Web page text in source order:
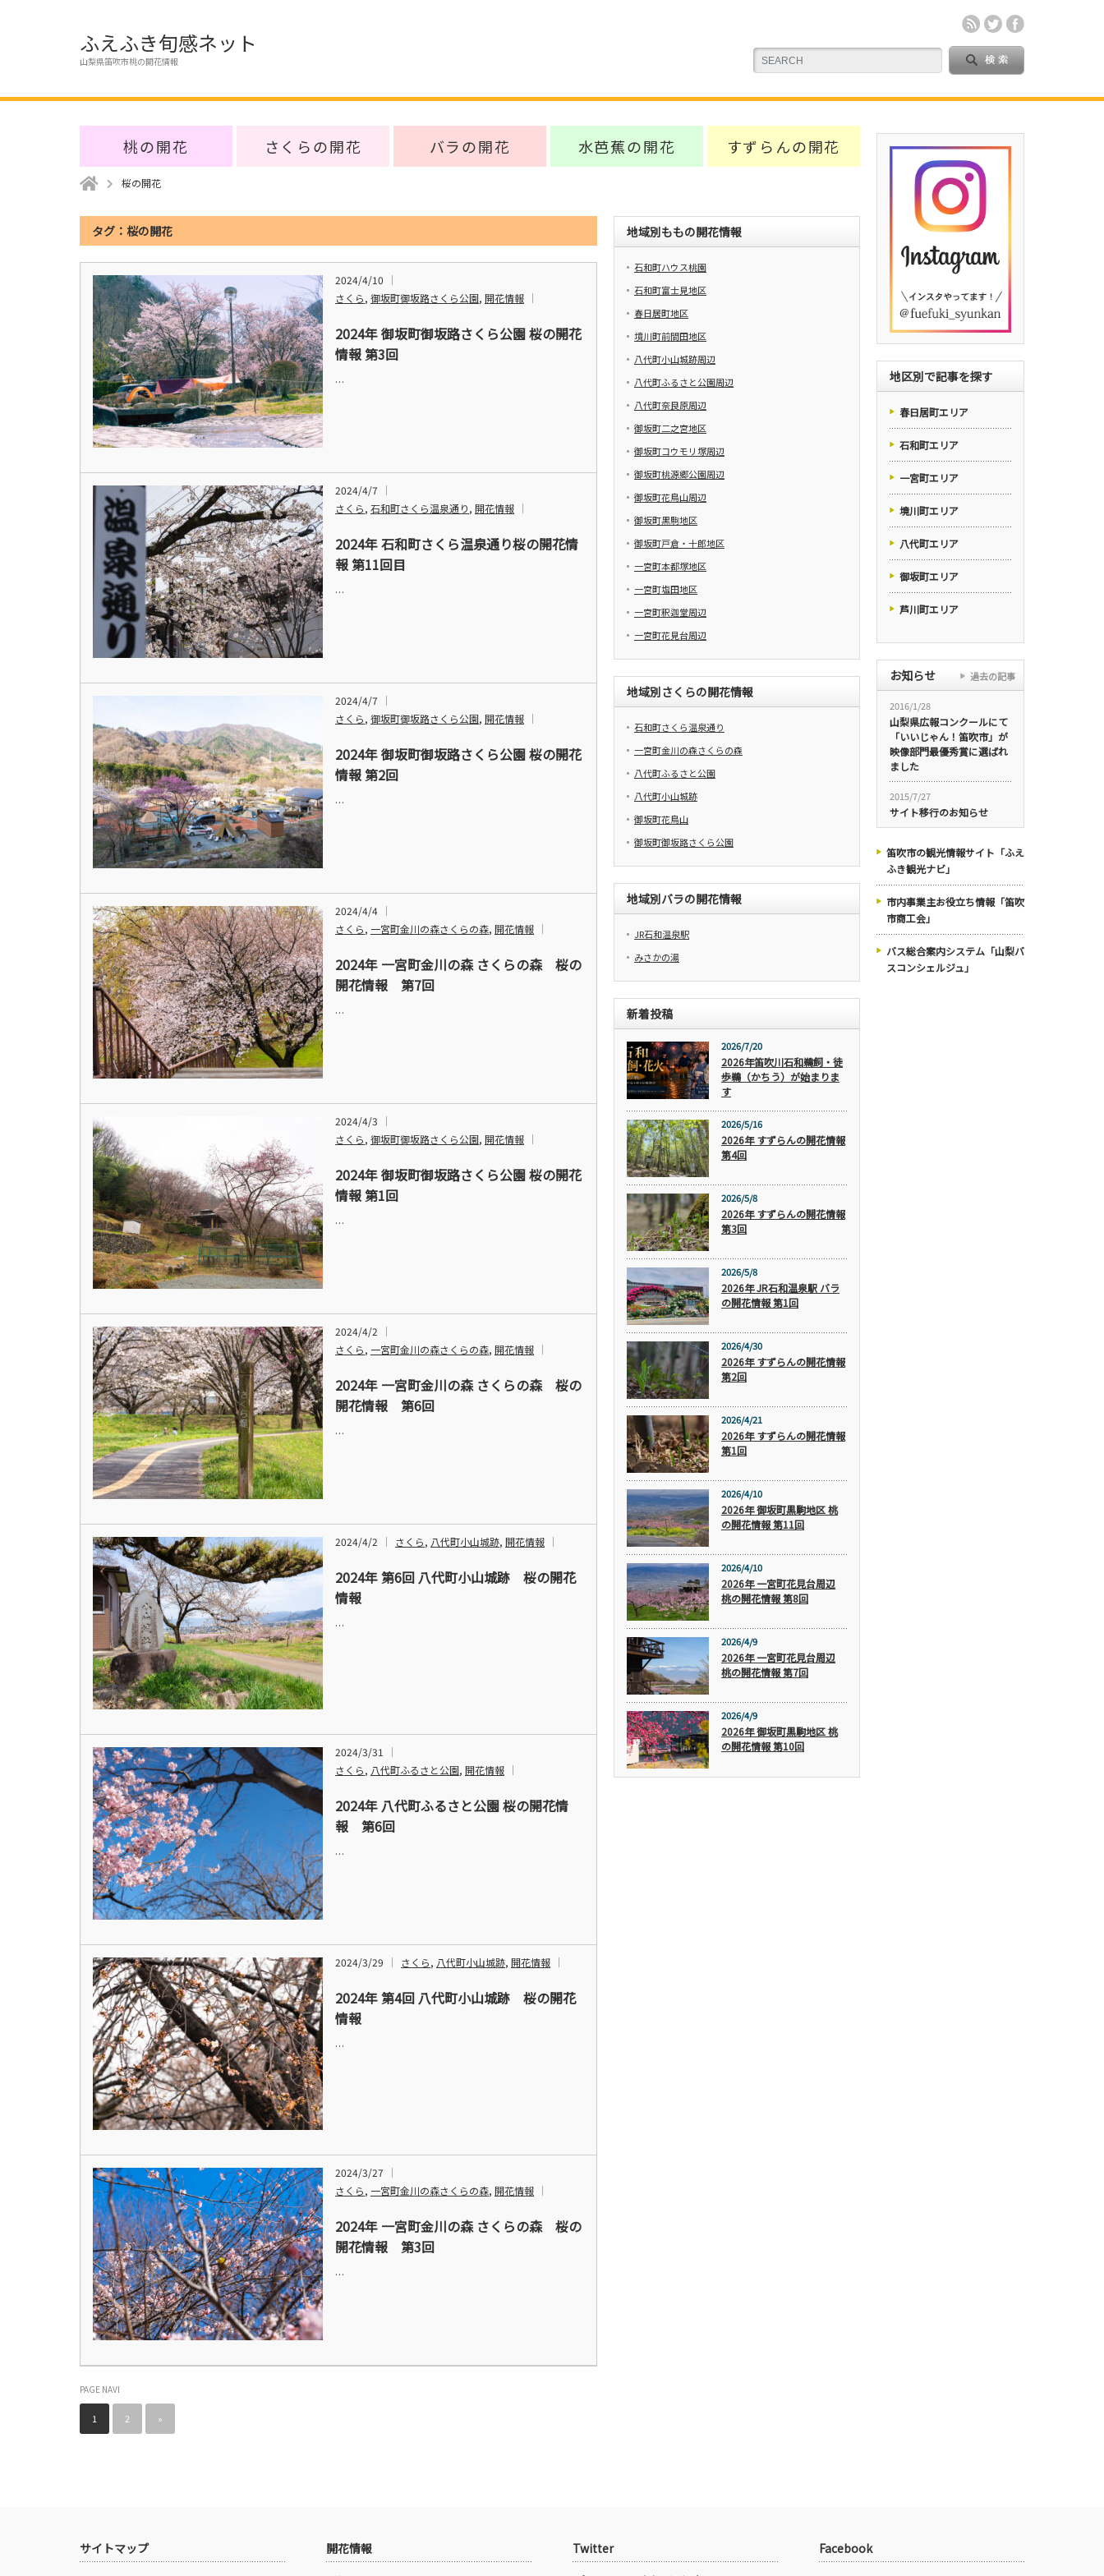
ふえふき旬感ネット
山梨県笛吹市桃の開花情報
桃の開花 さくらの開花 バラの開花 水芭蕉の開花 すずらんの開花
桜の開花
タグ：桜の開花
2024/4/10
さくら, 御坂町御坂路さくら公園, 開花情報
2024年 御坂町御坂路さくら公園 桜の開花
情報 第3回
…
2024/4/7
さくら, 石和町さくら温泉通り, 開花情報
2024年 石和町さくら温泉通り桜の開花情
報 第11回目
…
2024/4/7
さくら, 御坂町御坂路さくら公園, 開花情報
2024年 御坂町御坂路さくら公園 桜の開花
情報 第2回
…
2024/4/4
さくら, 一宮町金川の森さくらの森, 開花情報
2024年 一宮町金川の森 さくらの森 桜の
開花情報 第7回
…
2024/4/3
さくら, 御坂町御坂路さくら公園, 開花情報
2024年 御坂町御坂路さくら公園 桜の開花
情報 第1回
…
2024/4/2
さくら, 一宮町金川の森さくらの森, 開花情報
2024年 一宮町金川の森 さくらの森 桜の
開花情報 第6回
…
2024/4/2 さくら, 八代町小山城跡, 開花情報
2024年 第6回 八代町小山城跡 桜の開花
情報
…
2024/3/31
さくら, 八代町ふるさと公園, 開花情報
2024年 八代町ふるさと公園 桜の開花情
報 第6回
…
2024/3/29 さくら, 八代町小山城跡, 開花情報
2024年 第4回 八代町小山城跡 桜の開花
情報
…
2024/3/27
さくら, 一宮町金川の森さくらの森, 開花情報
2024年 一宮町金川の森 さくらの森 桜の
開花情報 第3回
…
PAGE NAVI
1 2 »
地域別ももの開花情報
石和町ハウス桃園
石和町富士見地区
春日居町地区
境川町前間田地区
八代町小山城跡周辺
八代町ふるさと公園周辺
八代町奈良原周辺
御坂町二之宮地区
御坂町コウモリ塚周辺
御坂町桃源郷公園周辺
御坂町花鳥山周辺
御坂町黒駒地区
御坂町戸倉・十郎地区
一宮町本都塚地区
一宮町塩田地区
一宮町釈迦堂周辺
一宮町花見台周辺
地域別さくらの開花情報
石和町さくら温泉通り
一宮町金川の森さくらの森
八代町ふるさと公園
八代町小山城跡
御坂町花鳥山
御坂町御坂路さくら公園
地域別バラの開花情報
JR石和温泉駅
みさかの湯
新着投稿
2026/7/20
2026年笛吹川石和鵜飼・徒
歩鵜（かちう）が始まりま
す
2026/5/16
2026年 すずらんの開花情報
第4回
2026/5/8
2026年 すずらんの開花情報
第3回
2026/5/8
2026年 JR石和温泉駅 バラ
の開花情報 第1回
2026/4/30
2026年 すずらんの開花情報
第2回
2026/4/21
2026年 すずらんの開花情報
第1回
2026/4/10
2026年 御坂町黒駒地区 桃
の開花情報 第11回
2026/4/10
2026年 一宮町花見台周辺
桃の開花情報 第8回
2026/4/9
2026年 一宮町花見台周辺
桃の開花情報 第7回
2026/4/9
2026年 御坂町黒駒地区 桃
の開花情報 第10回
地区別で記事を探す
春日居町エリア
石和町エリア
一宮町エリア
境川町エリア
八代町エリア
御坂町エリア
芦川町エリア
お知らせ
2016/1/28
山梨県広報コンクールにて
「いいじゃん！笛吹市」が
映像部門最優秀賞に選ばれ
ました
2015/7/27
サイト移行のお知らせ
過去の記事
笛吹市の観光情報サイト「ふえ
ふき観光ナビ」
市内事業主お役立ち情報「笛吹
市商工会」
バス総合案内システム「山梨バ
スコンシェルジュ」
サイトマップ 開花情報 Twitter Facebook